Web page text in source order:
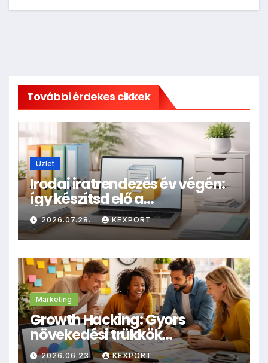
További érdekes cikkek
Üzlet
Irodai iratrendezés év végén:
így készítsd elő a
dokumentumokat
archiválásra
2026.07.28. KEXPORT
Marketing
Growth Hacking: Gyors
növekedési trükkök
kisvállalkozásoknak
2026.06.23. KEXPORT